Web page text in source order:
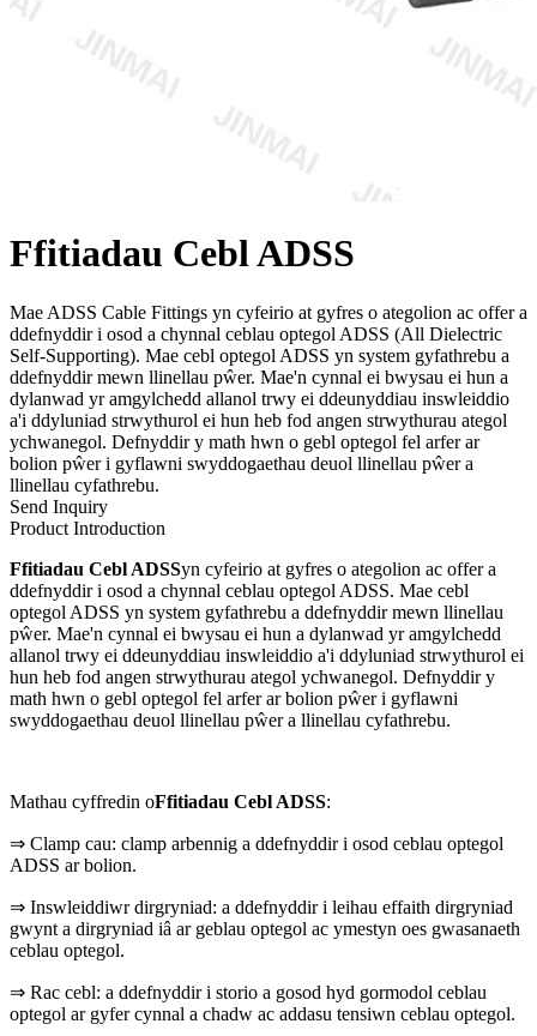
Ffitiadau Cebl ADSS
Mae ADSS Cable Fittings yn cyfeirio at gyfres o ategolion ac offer a
ddefnyddir i osod a chynnal ceblau optegol ADSS (All Dielectric
Self-Supporting). Mae cebl optegol ADSS yn system gyfathrebu a
ddefnyddir mewn llinellau pŵer. Mae'n cynnal ei bwysau ei hun a
dylanwad yr amgylchedd allanol trwy ei ddeunyddiau inswleiddio
a'i ddyluniad strwythurol ei hun heb fod angen strwythurau ategol
ychwanegol. Defnyddir y math hwn o gebl optegol fel arfer ar
bolion pŵer i gyflawni swyddogaethau deuol llinellau pŵer a
llinellau cyfathrebu.
Send Inquiry
Product Introduction
Ffitiadau Cebl ADSSyn cyfeirio at gyfres o ategolion ac offer a
ddefnyddir i osod a chynnal ceblau optegol ADSS. Mae cebl
optegol ADSS yn system gyfathrebu a ddefnyddir mewn llinellau
pŵer. Mae'n cynnal ei bwysau ei hun a dylanwad yr amgylchedd
allanol trwy ei ddeunyddiau inswleiddio a'i ddyluniad strwythurol ei
hun heb fod angen strwythurau ategol ychwanegol. Defnyddir y
math hwn o gebl optegol fel arfer ar bolion pŵer i gyflawni
swyddogaethau deuol llinellau pŵer a llinellau cyfathrebu.
Mathau cyffredin oFfitiadau Cebl ADSS:
⇒ Clamp cau: clamp arbennig a ddefnyddir i osod ceblau optegol
ADSS ar bolion.
⇒ Inswleiddiwr dirgryniad: a ddefnyddir i leihau effaith dirgryniad
gwynt a dirgryniad iâ ar geblau optegol ac ymestyn oes gwasanaeth
ceblau optegol.
⇒ Rac cebl: a ddefnyddir i storio a gosod hyd gormodol ceblau
optegol ar gyfer cynnal a chadw ac addasu tensiwn ceblau optegol.